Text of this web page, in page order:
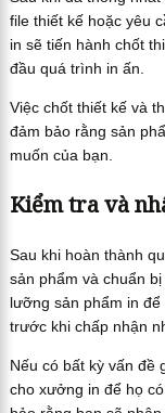
file thiết kế hoặc yêu
in sẽ tiến hành chốt
đầu quá trình in ấn.
Việc chốt thiết kế và
đảm bảo rằng sản
muốn của bạn.
Kiểm tra và
Sau khi hoàn thành
sản phẩm và chuẩn
lưỡng sản phẩm in
trước khi chấp nhận
Nếu có bất kỳ vấn đề
cho xưởng in để họ